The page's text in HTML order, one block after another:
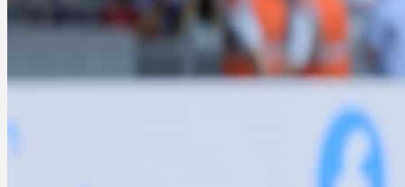
Underground 2